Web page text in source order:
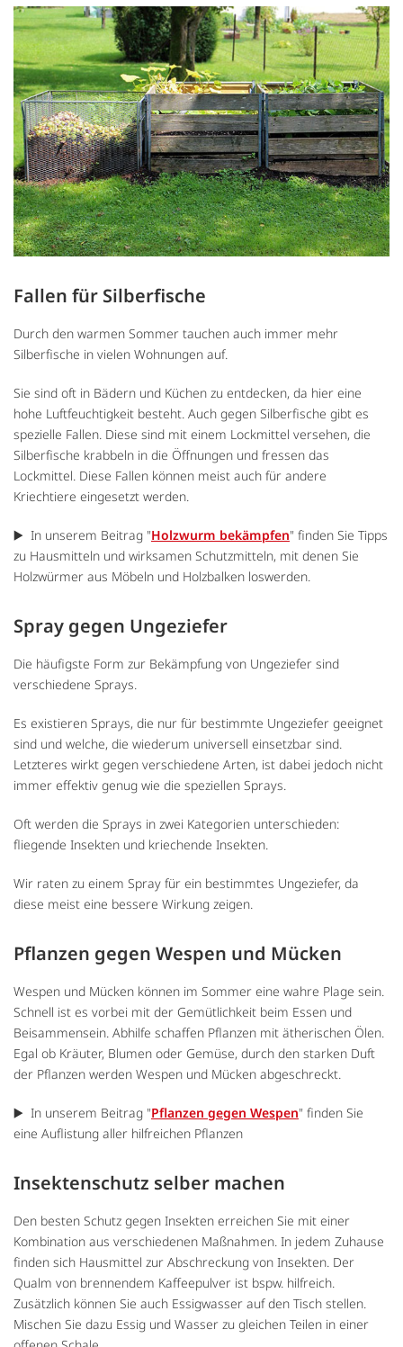
Fallen für Silberfische
Durch den warmen Sommer tauchen auch immer mehr
Silberfische in vielen Wohnungen auf.
Sie sind oft in Bädern und Küchen zu entdecken, da hier eine
hohe Luftfeuchtigkeit besteht. Auch gegen Silberfische gibt es
spezielle Fallen. Diese sind mit einem Lockmittel versehen, die
Silberfische krabbeln in die Öffnungen und fressen das
Lockmittel. Diese Fallen können meist auch für andere
Kriechtiere eingesetzt werden.
▶️ In unserem Beitrag "Holzwurm bekämpfen" finden Sie Tipps
zu Hausmitteln und wirksamen Schutzmitteln, mit denen Sie
Holzwürmer aus Möbeln und Holzbalken loswerden.
Spray gegen Ungeziefer
Die häufigste Form zur Bekämpfung von Ungeziefer sind
verschiedene Sprays.
Es existieren Sprays, die nur für bestimmte Ungeziefer geeignet
sind und welche, die wiederum universell einsetzbar sind.
Letzteres wirkt gegen verschiedene Arten, ist dabei jedoch nicht
immer effektiv genug wie die speziellen Sprays.
Oft werden die Sprays in zwei Kategorien unterschieden:
fliegende Insekten und kriechende Insekten.
Wir raten zu einem Spray für ein bestimmtes Ungeziefer, da
diese meist eine bessere Wirkung zeigen.
Pflanzen gegen Wespen und Mücken
Wespen und Mücken können im Sommer eine wahre Plage sein.
Schnell ist es vorbei mit der Gemütlichkeit beim Essen und
Beisammensein. Abhilfe schaffen Pflanzen mit ätherischen Ölen.
Egal ob Kräuter, Blumen oder Gemüse, durch den starken Duft
der Pflanzen werden Wespen und Mücken abgeschreckt.
▶️ In unserem Beitrag "Pflanzen gegen Wespen" finden Sie
eine Auflistung aller hilfreichen Pflanzen
Insektenschutz selber machen
Den besten Schutz gegen Insekten erreichen Sie mit einer
Kombination aus verschiedenen Maßnahmen. In jedem Zuhause
finden sich Hausmittel zur Abschreckung von Insekten. Der
Qualm von brennendem Kaffeepulver ist bspw. hilfreich.
Zusätzlich können Sie auch Essigwasser auf den Tisch stellen.
Mischen Sie dazu Essig und Wasser zu gleichen Teilen in einer